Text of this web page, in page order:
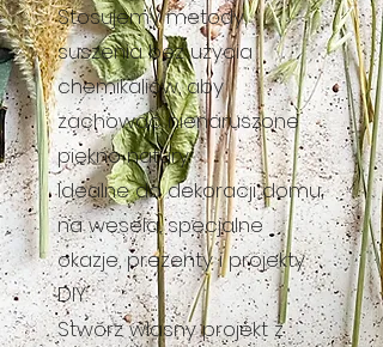
Stosujemy metody
suszenia bez użycia
chemikaliów, aby
zachować nienaruszone
piękno natury.
Idealne do dekoracji domu,
na wesela, specjalne
okazje, prezenty i projekty
DIY.
Stwórz własny projekt z